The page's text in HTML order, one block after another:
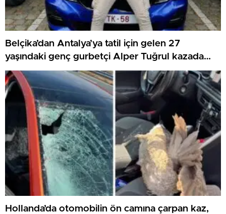
Belçika’dan Antalya’ya tatil için gelen 27
yaşındaki genç gurbetçi Alper Tuğrul kazada
hayatını kaybetti
Hollanda’da otomobilin ön camına çarpan kaz,